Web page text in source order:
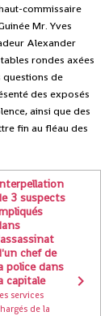
commissaire
Mr. Yves
Alexander
rondes axées
questions de
des exposés
ainsi que des
fin au fléau des
3 suspects
chef de
police dans
capitale
services
de la